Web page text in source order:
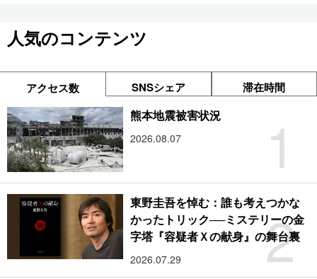
人気のコンテンツ
アクセス数 SNSシェア 滞在時間
1
熊本地震被害状況
2026.08.07
2
東野圭吾を悼む：誰も考えつかな
かったトリック──ミステリーの金
字塔『容疑者Ｘの献身』の舞台裏
2026.07.29